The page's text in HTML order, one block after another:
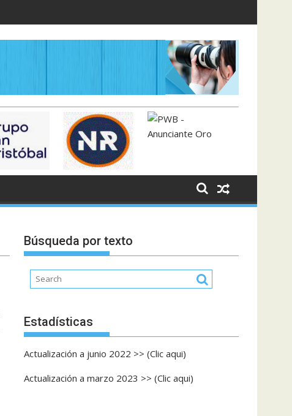
Búsqueda por texto
Estadísticas
Actualización a junio 2022 >> (Clic aqui)
Actualización a marzo 2023 >> (Clic aqui)